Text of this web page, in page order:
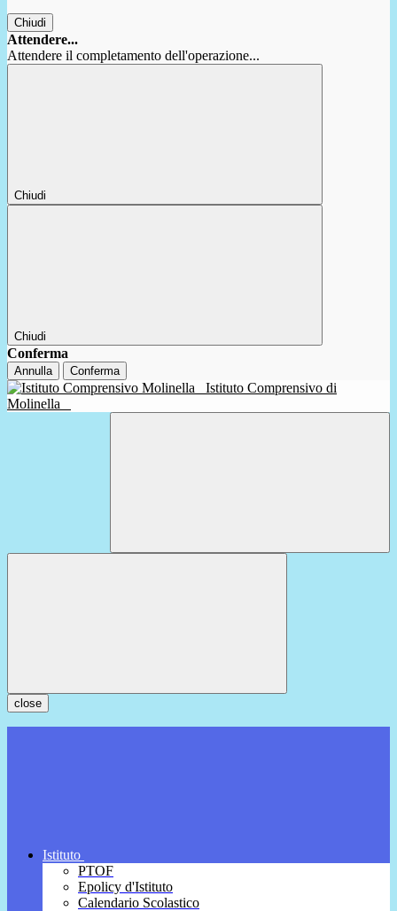
Chiudi
Attendere...
Attendere il completamento dell'operazione...
Chiudi
Chiudi
Conferma
Annulla Conferma
Istituto Comprensivo di
Molinella
close
Istituto
PTOF
Epolicy d'Istituto
Calendario Scolastico